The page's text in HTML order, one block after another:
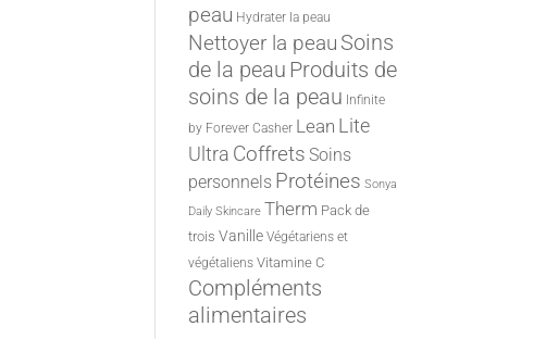
peau Hydrater la peau
Nettoyer la peau Soins
de la peau Produits de
soins de la peau Infinite
by Forever Casher Lean Lite
Ultra Coffrets Soins
personnels Protéines Sonya
Daily Skincare Therm Pack de
trois Vanille Végétariens et
végétaliens Vitamine C
Compléments
alimentaires